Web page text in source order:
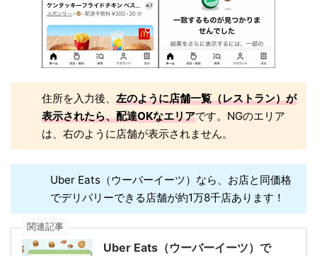
住所を入力後、左のように店舗一覧（レストラン）が
表示されたら、配達OKなエリアです。NGのエリア
は、右のように店舗が表示されません。
Uber Eats（ウーバーイーツ）なら、お店と同価格
でデリバリーできる店舗が約1万8千店あります！
関連記事
Uber Eats（ウーバーイーツ）で